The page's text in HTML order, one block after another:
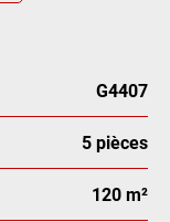
G4407
5 pièces
120 m²